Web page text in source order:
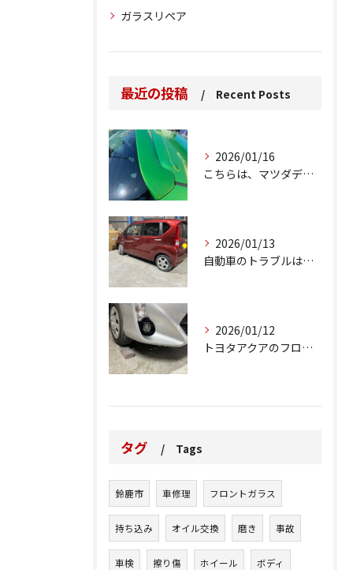
ガラスリペア
最近の投稿 Recent Posts
2026/01/16
こちらは、マツダデミオのゲートのルーフスポイラーで、経年劣化...
2026/01/13
自動車のトラブルは、日常生活において避けられない出来事の一つ...
2026/01/12
トヨタアクアのフロントバンパーの右下側を縁石にぶつけてできた...
タグ Tags
鈴鹿市 車修理 フロントガラス
持ち込み オイル交換 磨き 事故
車検 擦り傷 ホイール ボディ